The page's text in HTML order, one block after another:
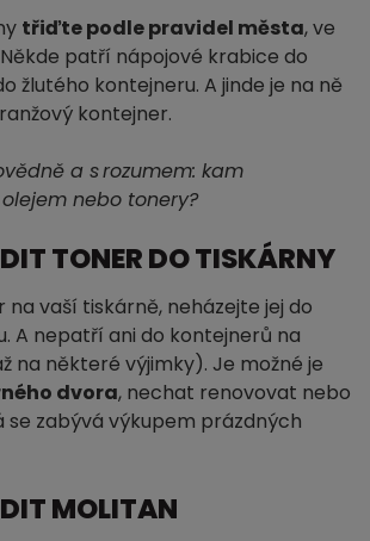
třiďte podle pravidel města, ve
patří nápojové krabice do
žlutého kontejneru. A jinde je na ně
kontejner.
TONER DO TISKÁRNY
na vaší tiskárně, neházejte jej do
A nepatří ani do kontejnerů na
na některé výjimky). Je možné je
dvora, nechat renovovat nebo
se zabývá výkupem prázdných
MOLITAN